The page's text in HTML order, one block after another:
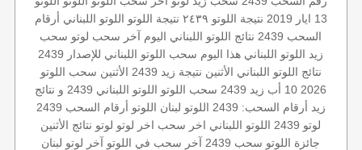
13 ايار 2019
نتيجة اللوتو ٢٤٣٩ نتيجة اللوتو اللوتو اللبناني أرقام
السحب 2439
نتائج اللوتو اللبناني اليوم آخر سحب لوتو سحب
زيد اللوتو اللبناني هذا اليوم سحب اللوتو اللبناني للإصدار 2439
نتائج اللوتو اللبناني الأثنين نتيجة زيد 2439 الأثنين
سحب اللوتو
2026 10 أب
زيد 2439 سحب اللوتو
اللوتو اللبناني 2439 و نتائج
زيد أرقام السحب: 2439 اللوتو لبنان اللوتو أرقام السحب 2439
لوتو 2439
اللوتو اللبناني اخر سحب اخر لوتو لوتو نتائج الأثنين
جائزة اللوتو سحب 2439 آخر سحب في اللوتو آخر لوتو لبنان